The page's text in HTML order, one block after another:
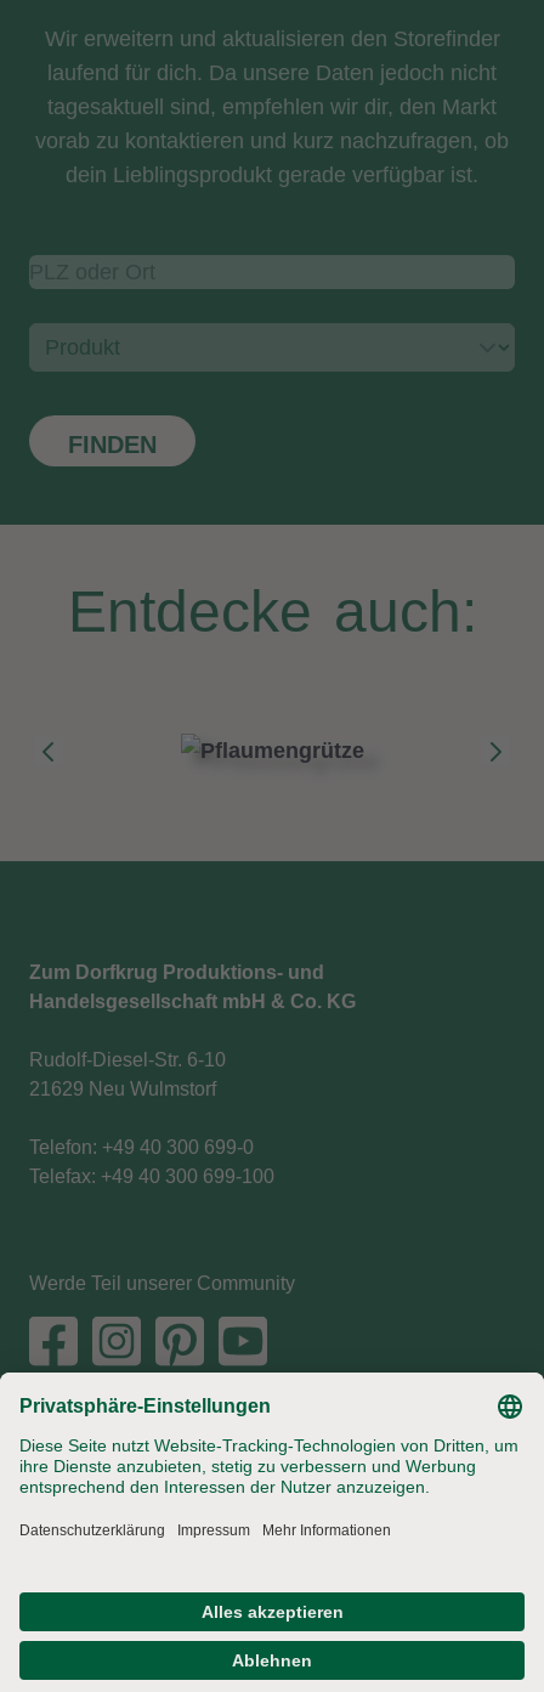
Wir erweitern und aktualisieren den Storefinder
laufend für dich. Da unsere Daten jedoch nicht
tagesaktuell sind, empfehlen wir dir, den Markt
vorab zu kontaktieren und kurz nachzufragen, ob
dein Lieblingsprodukt gerade verfügbar ist.
FINDEN
Entdecke auch:
Zum Dorfkrug Produktions- und
Handelsgesellschaft mbH & Co. KG
Rudolf-Diesel-Str. 6-10
21629 Neu Wulmstorf
Telefon: +49 40 300 699-0
Telefax: +49 40 300 699-100
Werde Teil unserer Community
Landhof
Impressum